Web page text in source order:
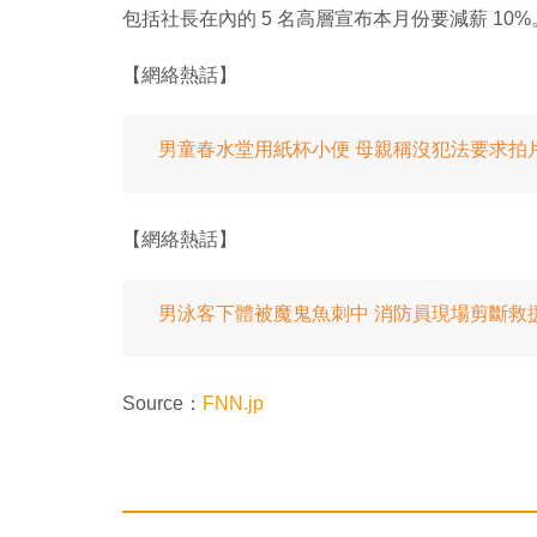
包括社長在內的 5 名高層宣布本月份要減薪 10%
【網絡熱話】
男童春水堂用紙杯小便 母親稱沒犯法要求拍
【網絡熱話】
男泳客下體被魔鬼魚刺中 消防員現場剪斷救
Source： FNN.jp